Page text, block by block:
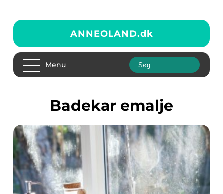
ANNEOLAND.dk
Menu
Badekar emalje